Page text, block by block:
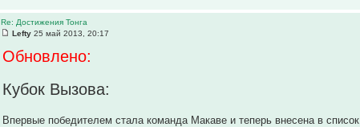
Re: Достижения Тонга
Lefty 25 май 2013, 20:17
Обновлено:
Кубок Вызова:
Впервые победителем стала команда Макаве и теперь внесена в список.